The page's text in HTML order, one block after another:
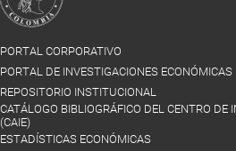
PORTAL CORPORATIVO
PORTAL DE INVESTIGACIONES ECONÓMICAS
REPOSITORIO INSTITUCIONAL
CATÁLOGO BIBLIOGRÁFICO DEL CENTRO DE
(CAIE)
ESTADÍSTICAS ECONÓMICAS